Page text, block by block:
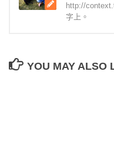
http://
字上。
YOU MAY ALSO